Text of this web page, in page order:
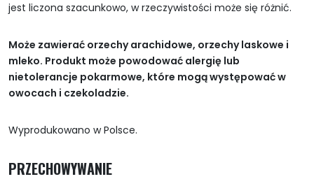
jest liczona szacunkowo, w rzeczywistości może się różnić.
Może zawierać orzechy arachidowe, orzechy laskowe i
mleko. Produkt może powodować alergię lub
nietolerancje pokarmowe, które mogą występować w
owocach i czekoladzie.
Wyprodukowano w Polsce.
PRZECHOWYWANIE